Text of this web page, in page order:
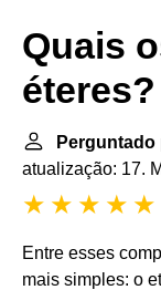
Quais
éteres?
atualização: 17.
Entre esses
mais simples: o